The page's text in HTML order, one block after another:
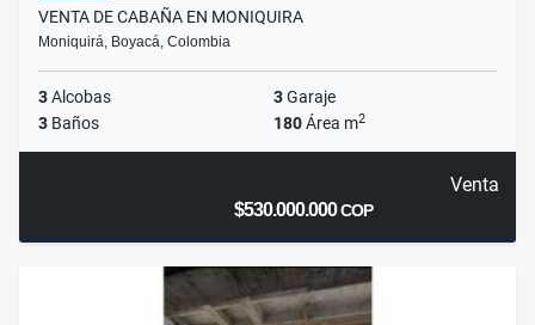
VENTA DE CABAÑA EN MONIQUIRA
Moniquirá, Boyacá, Colombia
3Alcobas 3Garaje
3 Baños 180Área m2
Venta
$530.000.000COP